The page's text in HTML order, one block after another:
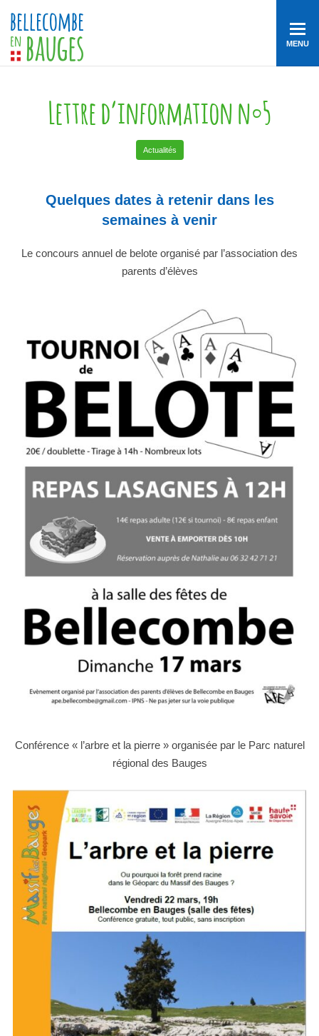
MENU
Lettre d’information n°5
Actualités
Quelques dates à retenir dans les
semaines à venir
Le concours annuel de belote organisé par l’association des
parents d’élèves
Conférence « l’arbre et la pierre » organisée par le Parc naturel
régional des Bauges